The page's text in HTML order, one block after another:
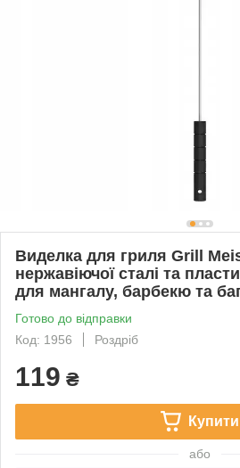
Виделка для гриля Grill
нержавіючої сталі та
для мангалу, барбекю та
Готово до відправки
Код: 1956
Роздріб
119 ₴
Купити
або